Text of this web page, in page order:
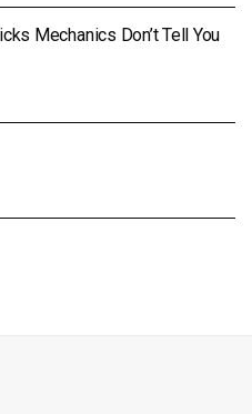
Mechanics Don’t Tell You